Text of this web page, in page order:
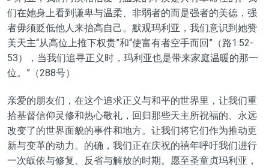
们在她身上看到谦卑与温柔、非弱者的而是强者的美德，强
者毋须贬低他人来抬高自己。默观玛利亚，我们意识到她赞
美天主“从高位上推下权贵”和“使富有者空手而回”（路1:52-
53），当我们追寻正义时，玛利亚也是带来家庭温暖的那一
位。”（288号）
亲爱的朋友们，在这个追求正义与和平的世界里，让我们重
拾基督信仰灵修和热心敬礼，回归那些天主所祝福的、永远
改变了的世界面貌的事件和地方。让我们将它们作为推动更
新与变革的动力。 的确 ，我们正在庆祝的禧年呼吁我们进行
一次皈依与修复、 反省与解放的时期。愿至圣童贞玛利亚，